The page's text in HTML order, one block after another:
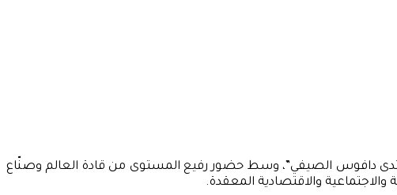
العالمي المعروف بـ”منتدى دافوس الصيفي”، وسط حضور رفيع المستوى من قادة العالم وصنّاع
والاجتماعية والاقتصادية المعقدة.